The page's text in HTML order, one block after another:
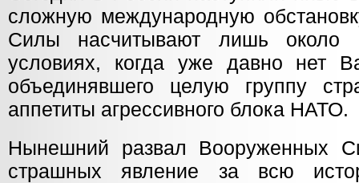
сложную международную
Силы насчитывают лишь
условиях, когда уже давно нет
объединявшего целую группу
аппетиты агрессивного блока НАТО.
Нынешний развал Вооруженных
страшных явление за всю